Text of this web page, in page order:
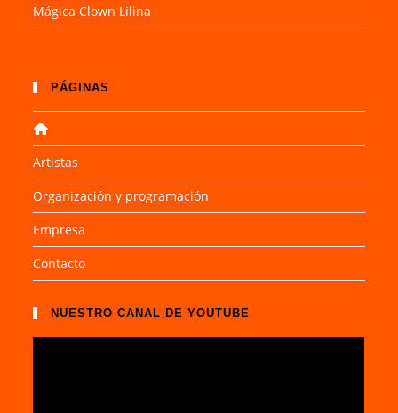
Mágica Clown Lilina
PÁGINAS
Artistas
Organización y programación
Empresa
Contacto
NUESTRO CANAL DE YOUTUBE